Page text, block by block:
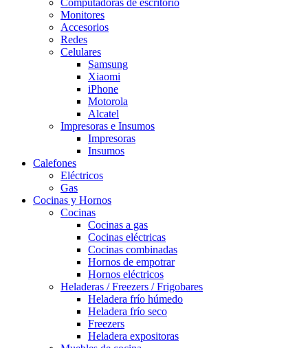
Computadoras de escritorio
Monitores
Accesorios
Redes
Celulares
Samsung
Xiaomi
iPhone
Motorola
Alcatel
Impresoras e Insumos
Impresoras
Insumos
Calefones
Eléctricos
Gas
Cocinas y Hornos
Cocinas
Cocinas a gas
Cocinas eléctricas
Cocinas combinadas
Hornos de empotrar
Hornos eléctricos
Heladeras / Freezers / Frigobares
Heladera frío húmedo
Heladera frío seco
Freezers
Heladera expositoras